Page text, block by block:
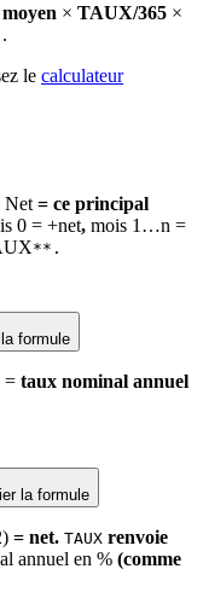
× TAUX/365 ×
.
le calculateur
Net = ce principal
0 = +net, mois 1…n =
**.
formule
= taux nominal annuel
la formule
= net. TAUX renvoie
annuel en % (comme